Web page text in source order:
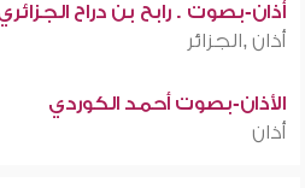
أذان-بصوت . رابح بن دراح
أذان ,الجزائر
الأذان-بصوت أحمد الكوردي
أذان